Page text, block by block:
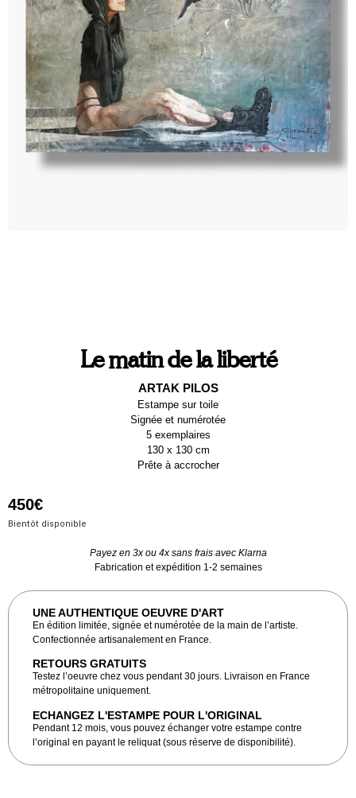
Le matin de la liberté
ARTAK PILOS
Estampe sur toile
Signée et numérotée
5 exemplaires
130 x 130 cm
Prête à accrocher
450€
Bientôt disponible
Payez en 3x ou 4x sans frais avec Klarna
Fabrication et expédition 1-2 semaines
UNE AUTHENTIQUE OEUVRE D'ART
En édition limitée, signée et numérotée de la main de l’artiste.
Confectionnée artisanalement en France.
RETOURS GRATUITS
Testez l’oeuvre chez vous pendant 30 jours. Livraison en France
métropolitaine uniquement.
ECHANGEZ L'ESTAMPE POUR L'ORIGINAL
Pendant 12 mois, vous pouvez échanger votre estampe contre
l’original en payant le reliquat (sous réserve de disponibilité).